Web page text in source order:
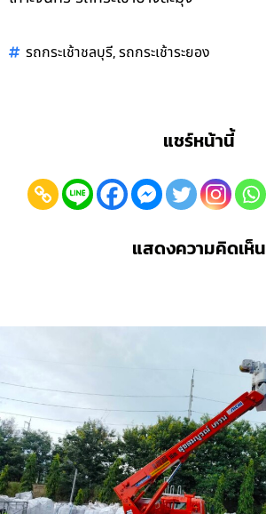
รถกระเช้าชลบุรี,รถกระเช้าระยอง
แชร์หน้านี้
แสดงความคิดเห็น